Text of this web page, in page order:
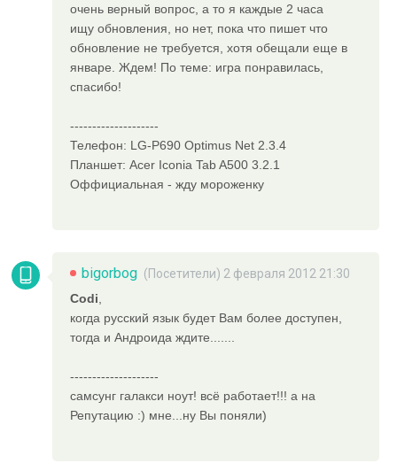
очень верный вопрос, а то я каждые 2 часа
ищу обновления, но нет, пока что пишет что
обновление не требуется, хотя обещали еще в
январе. Ждем! По теме: игра понравилась,
спасибо!
--------------------
Телефон: LG-P690 Optimus Net 2.3.4
Планшет: Acer Iconia Tab A500 3.2.1
Оффициальная - жду мороженку
bigorbog (Посетители) 2 февраля 2012 21:30
Codi
когда русский язык будет Вам более доступен,
тогда и Андроида ждите.......
--------------------
самсунг галакси ноут! всё работает!!! а на
Репутацию :) мне...ну Вы поняли)